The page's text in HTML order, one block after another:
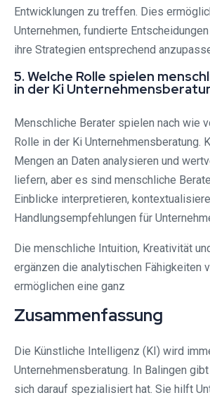
Entwicklungen zu treffen. Dies
Unternehmen, fundierte
ihre Strategien entsprechend
5. Welche Rolle spielen
in der Ki
Menschliche Berater spielen nach wie
Rolle in der Ki Unternehmensberatung.
Mengen an Daten analysieren und
liefern, aber es sind menschliche
Einblicke interpretieren,
Handlungsempfehlungen für
Die menschliche Intuition, Kreativität
ergänzen die analytischen Fähigkeiten
ermöglichen eine ganz
Zusammenfassung
Die Künstliche Intelligenz (KI) wird
Unternehmensberatung. In Balingen
sich darauf spezialisiert hat. Sie hilft